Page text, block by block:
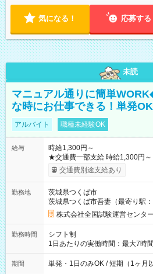
気になる！ 応募する
未読
マニュアル通りに簡単
な時にお仕事できる！単発
アルバイト 職種未経験OK
給与
時給1,300円～
★交通費一部支給 時給1,300円～ ※試験・役割により手当あり
※勤務回数により昇給あり 【即
り！】 希望される場合、勤務か
例】 ・河合塾模擬試験 8:30～
×8時間＝日収10,400円＋交通費
円の場合あり ・国家試験 7:00
円（役割手当＋100円）×6時間＝日収
間】試用期間なし
交通費別途支給あり
勤務地
茨城県つくば市
茨城県つくば市吾妻（最寄り駅：
株式会社全国試験運営センター
勤務時間
シフト制
1日あたりの実働時間：最大7時
間は 試験により異なります。
期間 単発・1日のみOK / 短期（1ヶ月